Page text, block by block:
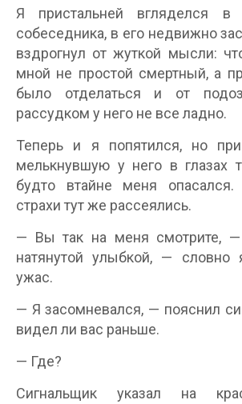
Я пристальней вгляделся в
собеседника, в его недвижно
вздрогнул от жуткой мысли:
мной не простой смертный, а
было отделаться и от
рассудком у него не все ладно.
Теперь и я попятился, но
мелькнувшую у него в глазах
будто втайне меня
страхи тут же рассеялись.
— Вы так на меня смотрите,
натянутой улыбкой, —
ужас.
— Я засомневался, — пояснил
видел ли вас раньше.
— Где?
Сигнальщик указал на